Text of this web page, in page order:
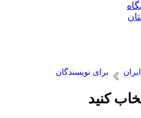
برای نویسندگان
کنید